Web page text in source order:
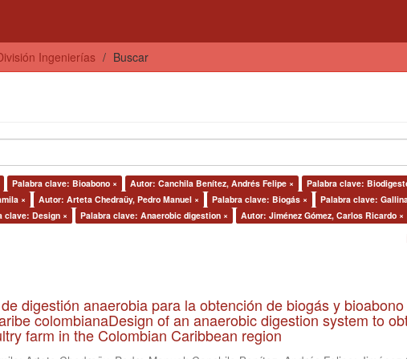
Ingenierías Buscar
Palabra clave: Bioabono × Autor: Canchila Benítez, Andrés Felipe ×
Palabra clave:
×
Autor: Arteta Chedraüy, Pedro Manuel × Palabra clave: Biogás ×
Palabra clave:
clave: Design × Palabra clave: Anaerobic digestion × Autor: Jiménez Gómez, Carlos Ricardo ×
digestión anaerobia para la obtención de biogás y
colombianaDesign of an anaerobic digestion system to
farm in the Colombian Caribbean region